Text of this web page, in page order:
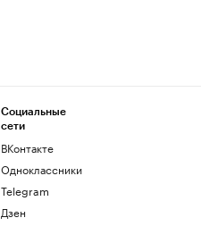
Социальные
сети
ВКонтакте
Одноклассники
Telegram
Дзен